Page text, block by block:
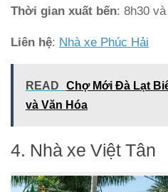
Thời gian xuất bến: 8h30
Liên hệ: Nhà xe Phúc Hải
READ
Chợ Mới Đà Lạt
và Văn Hóa
4. Nhà xe Việt Tân